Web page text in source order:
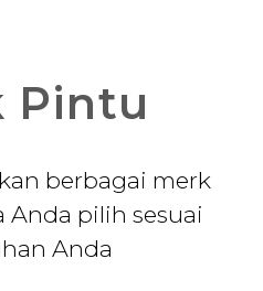
Pintu
berbagai merk
pilih sesuai
Anda